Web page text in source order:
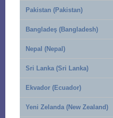
Pakistan (Pakistan)
Bangladeş (Bangladesh)
Nepal (Nepal)
Sri Lanka (Sri Lanka)
Ekvador (Ecuador)
Yeni Zelanda (New Zealand)